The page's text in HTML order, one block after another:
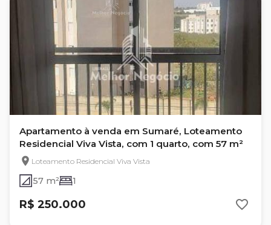
Apartamento à venda em Sumaré, Loteamento
Residencial Viva Vista, com 1 quarto, com 57 m²
Loteamento Residencial Viva Vista
57 m² 1
R$ 250.000